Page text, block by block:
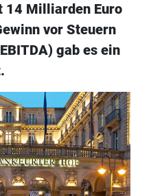
14 Milliarden Euro
vor Steuern
gab es ein